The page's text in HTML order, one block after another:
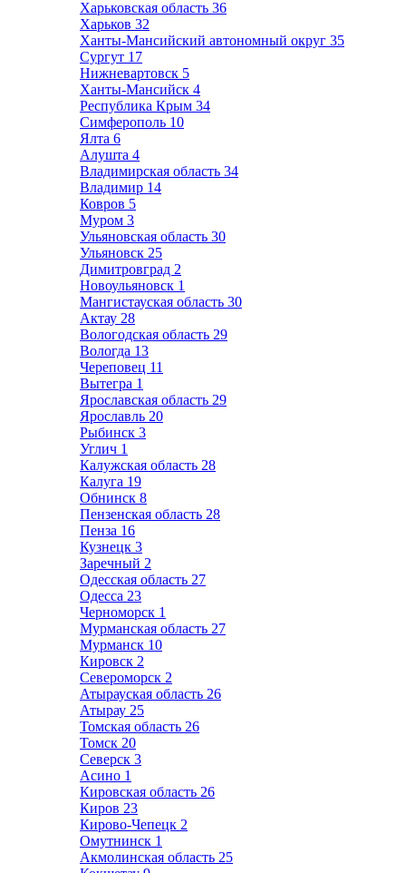
Харьковская область 36
Харьков 32
Ханты-Мансийский автономный округ 35
Сургут 17
Нижневартовск 5
Ханты-Мансийск 4
Республика Крым 34
Симферополь 10
Ялта 6
Алушта 4
Владимирская область 34
Владимир 14
Ковров 5
Муром 3
Ульяновская область 30
Ульяновск 25
Димитровград 2
Новоульяновск 1
Мангистауская область 30
Актау 28
Вологодская область 29
Вологда 13
Череповец 11
Вытегра 1
Ярославская область 29
Ярославль 20
Рыбинск 3
Углич 1
Калужская область 28
Калуга 19
Обнинск 8
Пензенская область 28
Пенза 16
Кузнецк 3
Заречный 2
Одесская область 27
Одесса 23
Черноморск 1
Мурманская область 27
Мурманск 10
Кировск 2
Североморск 2
Атырауская область 26
Атырау 25
Томская область 26
Томск 20
Северск 3
Асино 1
Кировская область 26
Киров 23
Кирово-Чепецк 2
Омутнинск 1
Акмолинская область 25